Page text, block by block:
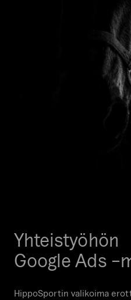
Yhteistyöhön
Google Ads
HippoSportin valikoima